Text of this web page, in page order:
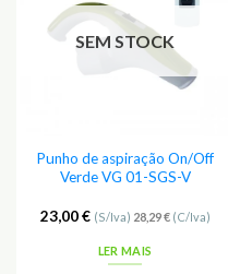
SEM STOCK
Punho de aspiração On/Off
Verde VG 01-SGS-V
23,00€ (S/Iva) 28,29€(C/Iva)
LER MAIS